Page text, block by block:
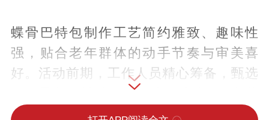
蝶骨巴特包制作工艺简约雅致、趣味性
强，贴合老年群体的动手节奏与审美喜
好。活动前期，工作人员精心筹备，甄选
色彩柔和、材质耐用的透明材质包、印花
彩纸、胶水、画笔等全套制作材料，细致